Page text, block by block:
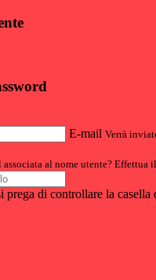
E-mail Verrà
al nome utente? Effettua
prega di controllare la casella